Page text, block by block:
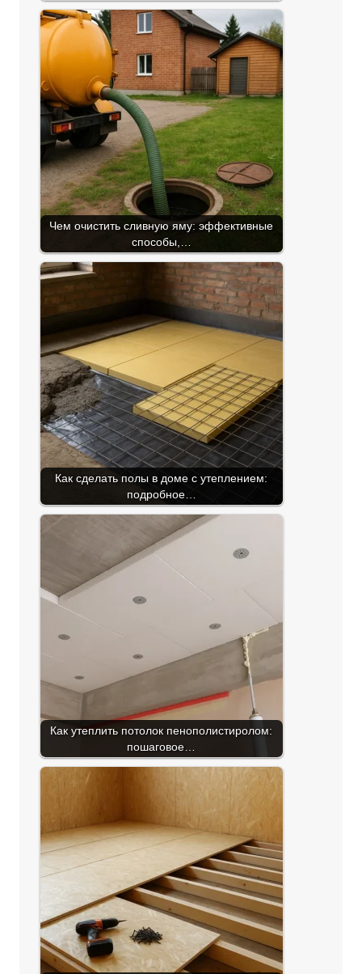
Чем очистить сливную яму: эффективные
способы,…
Как сделать полы в доме с утеплением:
подробное…
Как утеплить потолок пенополистиролом:
пошаговое…